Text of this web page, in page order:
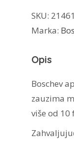
mesa
MFW3630I
SKU: 21461
Marka:
Opis
Boschev
zauzima
više od 10